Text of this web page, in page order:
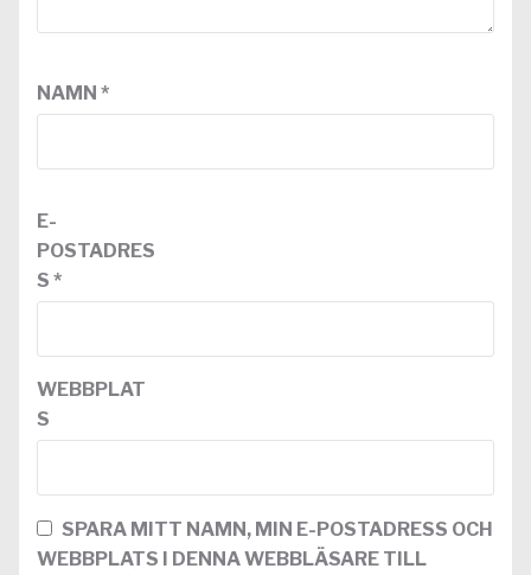
NAMN *
E-
POSTADRES
S *
WEBBPLAT
S
SPARA MITT NAMN, MIN E-POSTADRESS OCH
WEBBPLATS I DENNA WEBBLÄSARE TILL